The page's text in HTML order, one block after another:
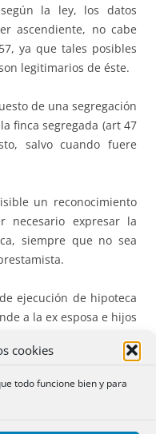
cookies
todo funcione bien y para
la ley, los datos
ascendiente, no cabe
ya que tales posibles
legitimarios de éste.
de una segregación
finca segregada (art 47
salvo cuando fuere
un reconocimiento
necesario expresar la
siempre que no sea
ejecución de hipoteca
a la ex esposa e hijos
ocupante del inmueble